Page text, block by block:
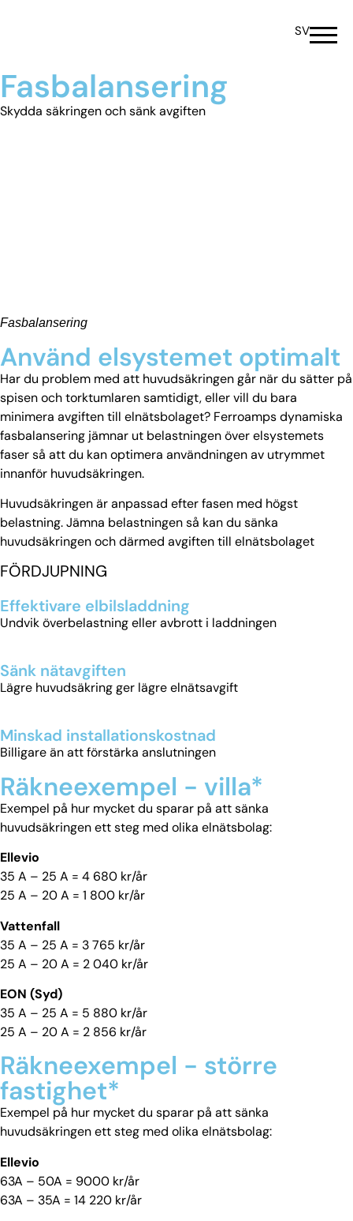
SV
Fasbalansering
Skydda säkringen och sänk avgiften
Fasbalansering
Använd elsystemet optimalt
Har du problem med att huvudsäkringen går när du sätter på
spisen och torktumlaren samtidigt, eller vill du bara
minimera avgiften till elnätsbolaget? Ferroamps dynamiska
fasbalansering jämnar ut belastningen över elsystemets
faser så att du kan optimera användningen av utrymmet
innanför huvudsäkringen.
Huvudsäkringen är anpassad efter fasen med högst
belastning. Jämna belastningen så kan du sänka
huvudsäkringen och därmed avgiften till elnätsbolaget
FÖRDJUPNING
Effektivare elbilsladdning
Undvik överbelastning eller avbrott i laddningen
Sänk nätavgiften
Lägre huvudsäkring ger lägre elnätsavgift
Minskad installationskostnad
Billigare än att förstärka anslutningen
Räkneexempel - villa*
Exempel på hur mycket du sparar på att sänka
huvudsäkringen ett steg med olika elnätsbolag:
Ellevio
35 A – 25 A = 4 680 kr/år
25 A – 20 A = 1 800 kr/år
Vattenfall
35 A – 25 A = 3 765 kr/år
25 A – 20 A = 2 040 kr/år
EON (Syd)
35 A – 25 A = 5 880 kr/år
25 A – 20 A = 2 856 kr/år
Räkneexempel - större
fastighet*
Exempel på hur mycket du sparar på att sänka
huvudsäkringen ett steg med olika elnätsbolag:
Ellevio
63A – 50A = 9000 kr/år
63A – 35A = 14 220 kr/år